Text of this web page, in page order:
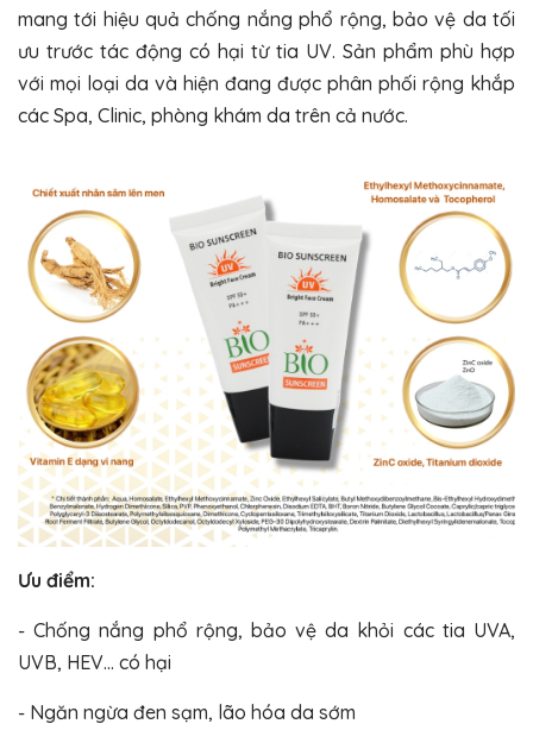
mang tới hiệu quả chống nắng phổ rộng, bảo vệ da tối
ưu trước tác động có hại từ tia UV. Sản phẩm phù hợp
với mọi loại da và hiện đang được phân phối rộng khắp
các Spa, Clinic, phòng khám da trên cả nước.
Ưu điểm:
- Chống nắng phổ rộng, bảo vệ da khỏi các tia UVA,
UVB, HEV… có hại
- Ngăn ngừa đen sạm, lão hóa da sớm